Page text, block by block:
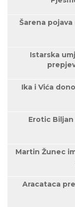
Šarena
Istarska
Ika i Vića
Erotic
Martin Žunec
Aracataca